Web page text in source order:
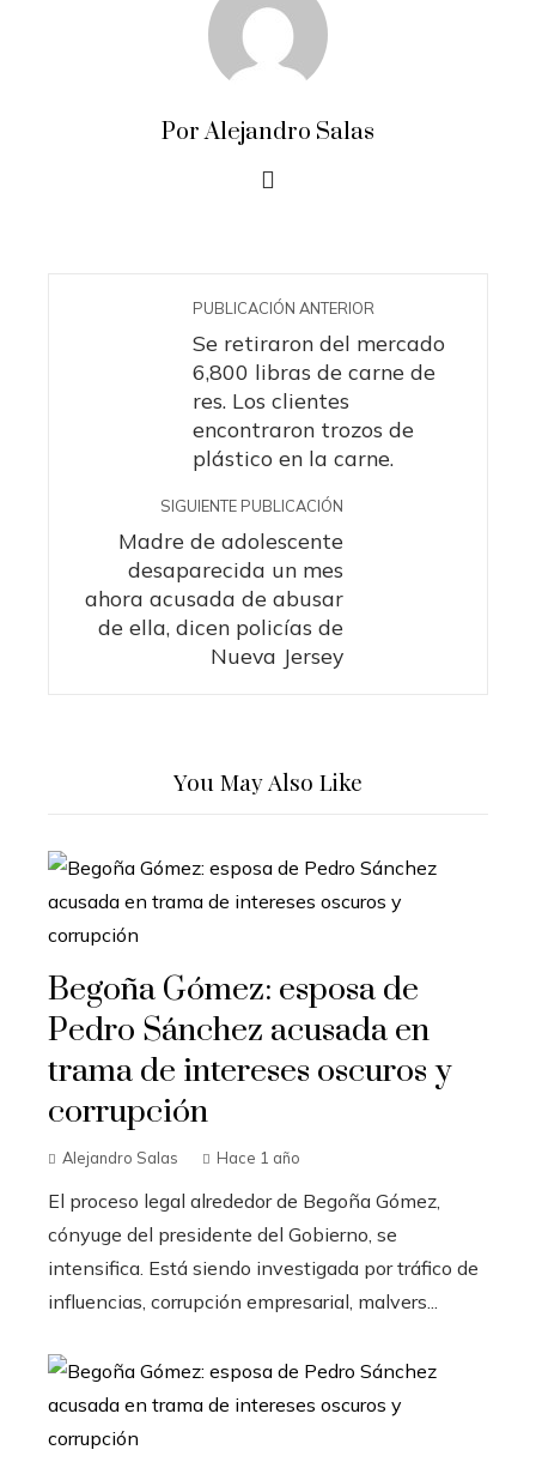
Por Alejandro Salas
PUBLICACIÓN ANTERIOR
Se retiraron del mercado
6,800 libras de carne de
res. Los clientes
encontraron trozos de
plástico en la carne.
SIGUIENTE PUBLICACIÓN
Madre de adolescente
desaparecida un mes
ahora acusada de abusar
de ella, dicen policías de
Nueva Jersey
You May Also Like
Begoña Gómez: esposa de
Pedro Sánchez acusada en
trama de intereses oscuros y
corrupción
Alejandro Salas Hace 1 año
El proceso legal alrededor de Begoña Gómez,
cónyuge del presidente del Gobierno, se
intensifica. Está siendo investigada por tráfico de
influencias, corrupción empresarial, malvers...